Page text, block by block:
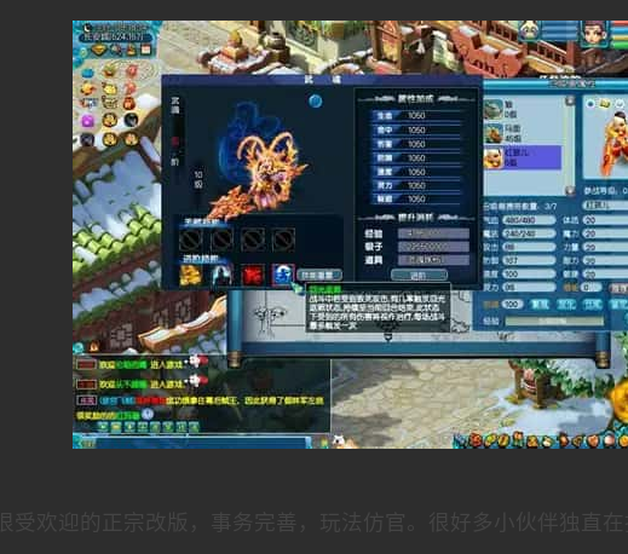
受欢迎的正宗改版，事务完善，玩法仿官。很好多小伙伴独直